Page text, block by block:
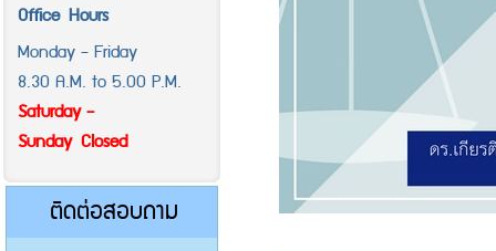
Office Hours
Monday - Friday
8.30 A.M. to 5.00 P.M.
Saturday -
Sunday Closed
ติดต่อสอบถาม